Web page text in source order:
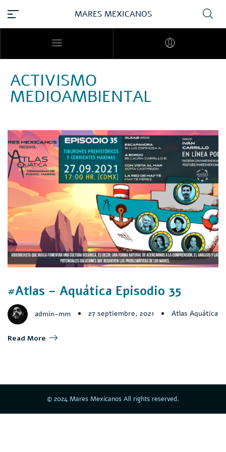
MARES MEXICANOS
ACTIVISMO
MEDIOAMBIENTAL
#Atlas – Aquática Episodio 35
admin-mm 27 septiembre, 2021 Atlas Aquática
Read More
© 2024 Mares Mexicanos All rights reserved.